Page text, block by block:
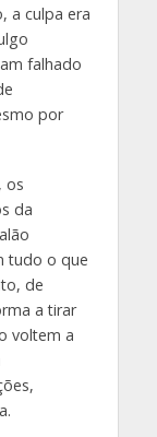
a culpa era
falhado
por
os
da
tudo o que
de
a tirar
voltem a